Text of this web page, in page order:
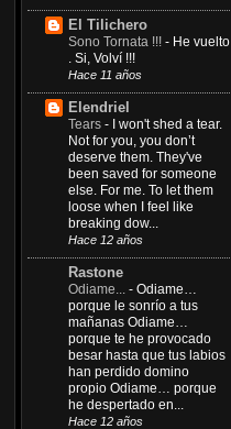
El Tilichero
Sono Tornata !!! - He vuelto
. Si, Volví !!!
Hace 11 años
Elendriel
Tears - I won't shed a tear.
Not for you, you don’t
deserve them. They've
been saved for someone
else. For me. To let them
loose when I feel like
breaking dow...
Hace 12 años
Rastone
Odiame... - Odiame…
porque le sonrío a tus
mañanas Odiame…
porque te he provocado
besar hasta que tus labios
han perdido domino
propio Odiame… porque
he despertado en...
Hace 12 años